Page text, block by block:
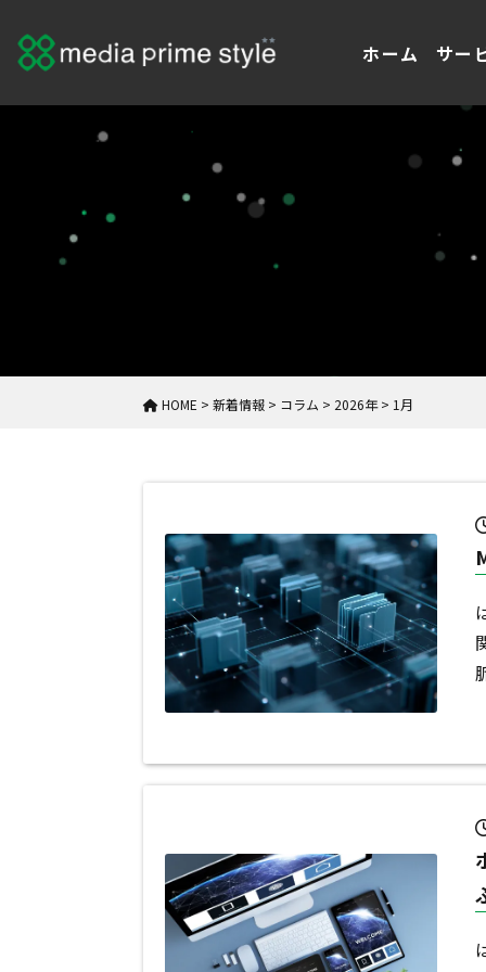
ホーム サー
HOME > 新着情報 > コラム > 2026年> 1月